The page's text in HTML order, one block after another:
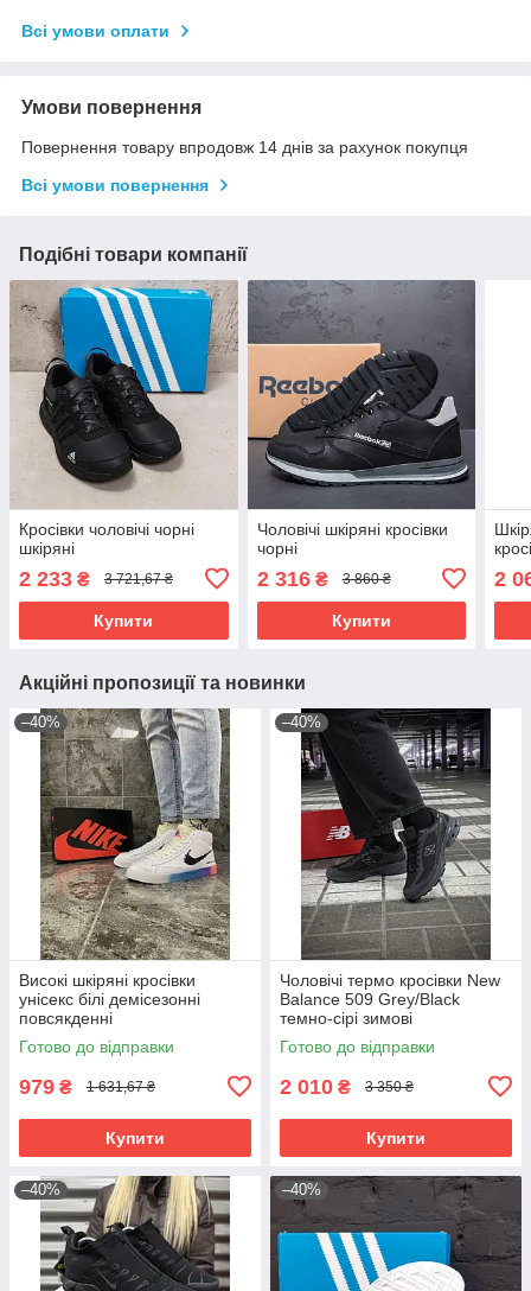
Всі умови оплати
Умови повернення
Повернення товару впродовж 14 днів за рахунок покупця
Всі умови повернення
Подібні товари компанії
Кросівки чоловічі чорні
шкіряні
2 233 ₴ 3 721,67 ₴
Купити
Чоловічі шкіряні кросівки
чорні
2 316₴ 3 860 ₴
Купити
2
Акційні пропозиції та новинки
–40%
Високі шкіряні кросівки
унісекс білі демісезонні
повсякденні
Готово до відправки
979 ₴ 1 631,67 ₴
Купити
–40%
Чоловічі термо кросівки New
Balance 509 Grey/Black
темно-сірі зимові
водонепроникні Cordura
Готово до відправки
2 010 ₴ 3 350 ₴
Купити
–40% –40%